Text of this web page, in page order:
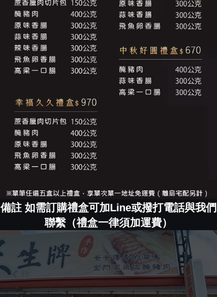
備註 如需訂購禮盒可加Line或撥打電話與我們
聯繫（禮盒一律須加運費）